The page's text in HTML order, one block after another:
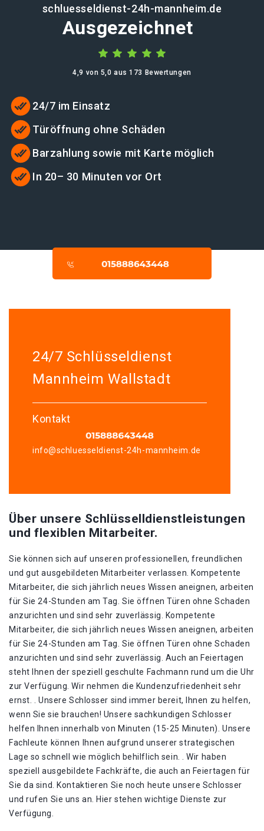
schluesseldienst-24h-mannheim.de
Ausgezeichnet
4,9 von 5,0 aus 173 Bewertungen
24/7 im Einsatz
Türöffnung ohne Schäden
Barzahlung sowie mit Karte möglich
In 20– 30 Minuten vor Ort
24/7 Schlüsseldienst
Mannheim Wallstadt
Kontakt
info@schluesseldienst-24h-mannheim.de
Über unsere Schlüsselldienstleistungen
und flexiblen Mitarbeiter.
Sie können sich auf unseren professionellen, freundlichen
und gut ausgebildeten Mitarbeiter verlassen. Kompetente
Mitarbeiter, die sich jährlich neues Wissen aneignen, arbeiten
für Sie 24-Stunden am Tag. Sie öffnen Türen ohne Schaden
anzurichten und sind sehr zuverlässig. Kompetente
Mitarbeiter, die sich jährlich neues Wissen aneignen, arbeiten
für Sie 24-Stunden am Tag. Sie öffnen Türen ohne Schaden
anzurichten und sind sehr zuverlässig. Auch an Feiertagen
steht Ihnen der speziell geschulte Fachmann rund um die Uhr
zur Verfügung. Wir nehmen die Kundenzufriedenheit sehr
ernst. . Unsere Schlosser sind immer bereit, Ihnen zu helfen,
wenn Sie sie brauchen! Unsere sachkundigen Schlosser
helfen Ihnen innerhalb von Minuten (15-25 Minuten). Unsere
Fachleute können Ihnen aufgrund unserer strategischen
Lage so schnell wie möglich behilflich sein. . Wir haben
speziell ausgebildete Fachkräfte, die auch an Feiertagen für
Sie da sind. Kontaktieren Sie noch heute unsere Schlosser
und rufen Sie uns an. Hier stehen wichtige Dienste zur
Verfügung.